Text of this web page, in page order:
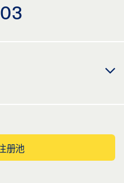
册池